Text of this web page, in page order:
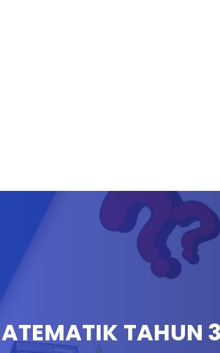
TAHUN 3